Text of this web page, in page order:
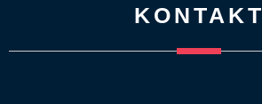
KONTAKT